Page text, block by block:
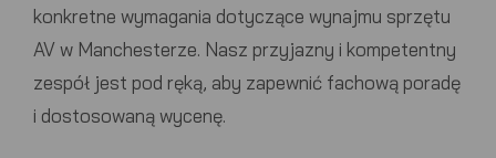
konkretne wymagania dotyczące wynajmu sprzętu
AV w Manchesterze. Nasz przyjazny i kompetentny
zespół jest pod ręką, aby zapewnić fachową poradę
i dostosowaną wycenę.